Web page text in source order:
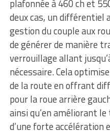
plafonnée à 460 ch et
deux cas, un différentiel
gestion du couple aux
de générer de manière
verrouillage allant
nécessaire. Cela
de la route en offrant
pour la roue arrière
ainsi qu’en améliorant
d’une forte accélération